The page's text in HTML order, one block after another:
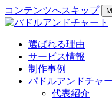
コンテンツへスキップ
選ばれる理由
サービス情報
制作事例
パドルアンドチャ
代表紹介